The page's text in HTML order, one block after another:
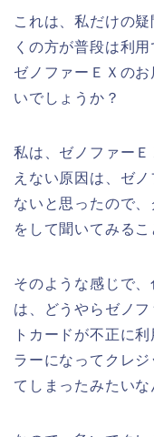
これは、私だけの
くの方が普段は利
ゼノファーＥＸの
いでしょうか？
私は、ゼノファー
えない原因は、ゼ
ないと思ったので
をして聞いてみるこ
そのような感じで
は、どうやらゼノ
トカードが不正に
ラーになってクレ
てしまったみたいな